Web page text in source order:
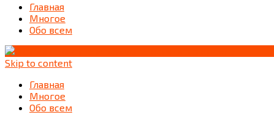
Главная
Многое
Обо всем
Skip to content
Главная
Многое
Обо всем